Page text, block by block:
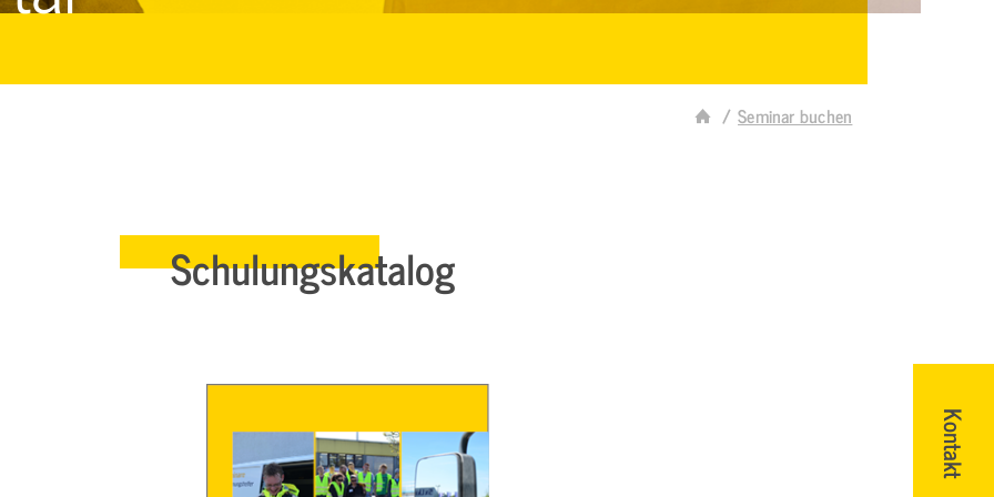
Seminar buchen
Kontakt
Schulungskatalog